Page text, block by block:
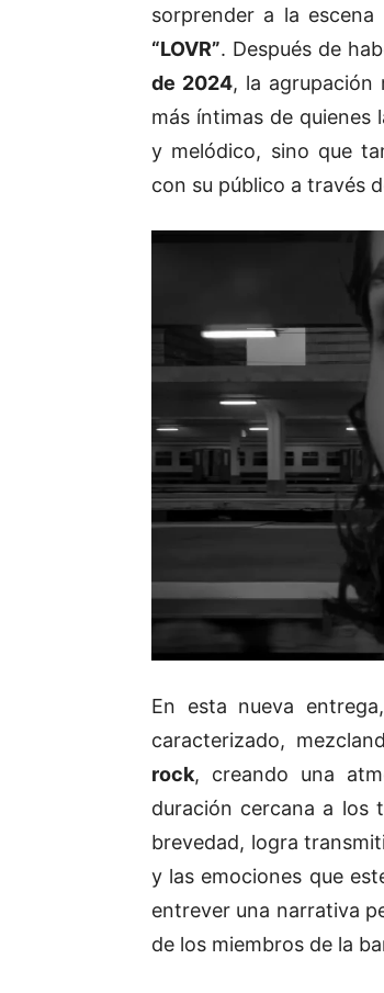
sorprender a la
“LOVR”. Después de
de 2024, la agrupación
más íntimas de quienes
y melódico, sino que
con su público a través
En esta nueva entrega,
caracterizado,
rock, creando una
duración cercana a los
brevedad, logra
y las emociones que
entrever una narrativa
de los miembros de la